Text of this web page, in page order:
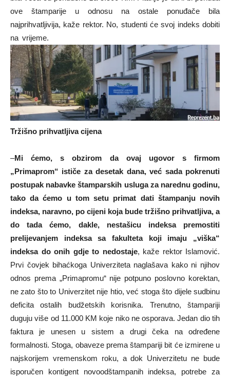
ove štamparije u odnosu na ostale ponuđače bila
najprihvatljivija, kaže rektor. No, studenti će svoj indeks dobiti
na vrijeme.
Tržišno prihvatljiva cijena
–Mi ćemo, s obzirom da ovaj ugovor s firmom
„Primaprom“ ističe za desetak dana, već sada pokrenuti
postupak nabavke štamparskih usluga za narednu godinu,
tako da ćemo u tom setu primat dati štampanju novih
indeksa, naravno, po cijeni koja bude tržišno prihvatljiva, a
do tada ćemo, dakle, nestašicu indeksa premostiti
prelijevanjem indeksa sa fakulteta koji imaju „viška“
indeksa do onih gdje to nedostaje, kaže rektor Islamović.
Prvi čovjek bihaćkoga Univerziteta naglašava kako ni njihov
odnos prema „Primapromu“ nije potpuno poslovno korektan,
ne zato što to Univerzitet nije htio, već stoga što dijele sudbinu
deficita ostalih budžetskih korisnika. Trenutno, štampariji
duguju više od 11.000 KM koje niko ne osporava. Jedan dio tih
faktura je unesen u sistem a drugi čeka na određene
formalnosti. Stoga, obaveze prema štampariji bit će izmirene u
najskorijem vremenskom roku, a dok Univerzitetu ne bude
isporučen kontigent novoodštampanih indeksa, potrebe za